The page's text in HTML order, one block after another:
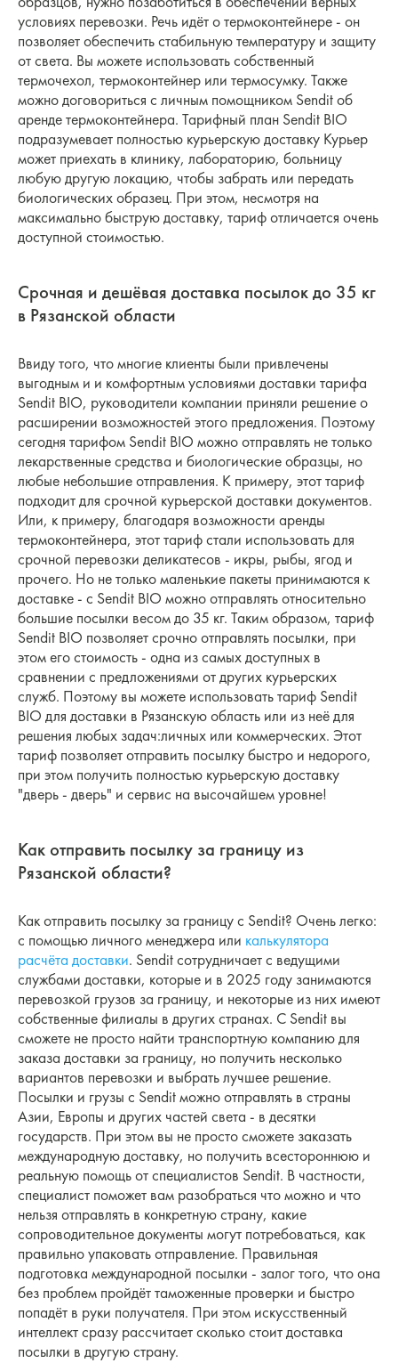
условиях перевозки. Речь идёт о термоконтейнере - он
позволяет обеспечить стабильную температуру и защиту
от света. Вы можете использовать собственный
термочехол, термоконтейнер или термосумку. Также
можно договориться с личным помощником Sendit об
аренде термоконтейнера. Тарифный план Sendit BIO
подразумевает полностью курьерскую доставку Курьер
может приехать в клинику, лабораторию, больницу
любую другую локацию, чтобы забрать или передать
биологических образец. При этом, несмотря на
максимально быструю доставку, тариф отличается очень
доступной стоимостью.
Срочная и дешёвая доставка посылок до 35 кг
в Рязанской области
Ввиду того, что многие клиенты были привлечены
выгодным и и комфортным условиями доставки тарифа
Sendit BIO, руководители компании приняли решение о
расширении возможностей этого предложения. Поэтому
сегодня тарифом Sendit BIO можно отправлять не только
лекарственные средства и биологические образцы, но
любые небольшие отправления. К примеру, этот тариф
подходит для срочной курьерской доставки документов.
Или, к примеру, благодаря возможности аренды
термоконтейнера, этот тариф стали использовать для
срочной перевозки деликатесов - икры, рыбы, ягод и
прочего. Но не только маленькие пакеты принимаются к
доставке - с Sendit BIO можно отправлять относительно
большие посылки весом до 35 кг. Таким образом, тариф
Sendit BIO позволяет срочно отправлять посылки, при
этом его стоимость - одна из самых доступных в
сравнении с предложениями от других курьерских
служб. Поэтому вы можете использовать тариф Sendit
BIO для доставки в Рязанскую область или из неё для
решения любых задач:личных или коммерческих. Этот
тариф позволяет отправить посылку быстро и недорого,
при этом получить полностью курьерскую доставку
"дверь - дверь" и сервис на высочайшем уровне!
Как отправить посылку за границу из
Рязанской области?
Как отправить посылку за границу с Sendit? Очень легко:
с помощью личного менеджера или калькулятора
расчёта доставки. Sendit сотрудничает с ведущими
службами доставки, которые и в 2025 году занимаются
перевозкой грузов за границу, и некоторые из них имеют
собственные филиалы в других странах. С Sendit вы
сможете не просто найти транспортную компанию для
заказа доставки за границу, но получить несколько
вариантов перевозки и выбрать лучшее решение.
Посылки и грузы с Sendit можно отправлять в страны
Азии, Европы и других частей света - в десятки
государств. При этом вы не просто сможете заказать
международную доставку, но получить всестороннюю и
реальную помощь от специалистов Sendit. В частности,
специалист поможет вам разобраться что можно и что
нельзя отправлять в конкретную страну, какие
сопроводительное документы могут потребоваться, как
правильно упаковать отправление. Правильная
подготовка международной посылки - залог того, что она
без проблем пройдёт таможенные проверки и быстро
попадёт в руки получателя. При этом искусственный
интеллект сразу рассчитает сколько стоит доставка
посылки в другую страну.